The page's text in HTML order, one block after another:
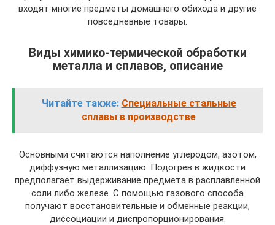
входят многие предметы домашнего обихода и другие
повседневные товары.
Виды химико-термической обработки
металла и сплавов, описание
Читайте также: Специальные стальные
сплавы в производстве
Основными считаются наполнение углеродом, азотом,
диффузную металлизацию. Подогрев в жидкости
предполагает выдерживание предмета в расплавленной
соли либо железе. С помощью газового способа
получают восстановительные и обменные реакции,
диссоциации и диспропорционирования.